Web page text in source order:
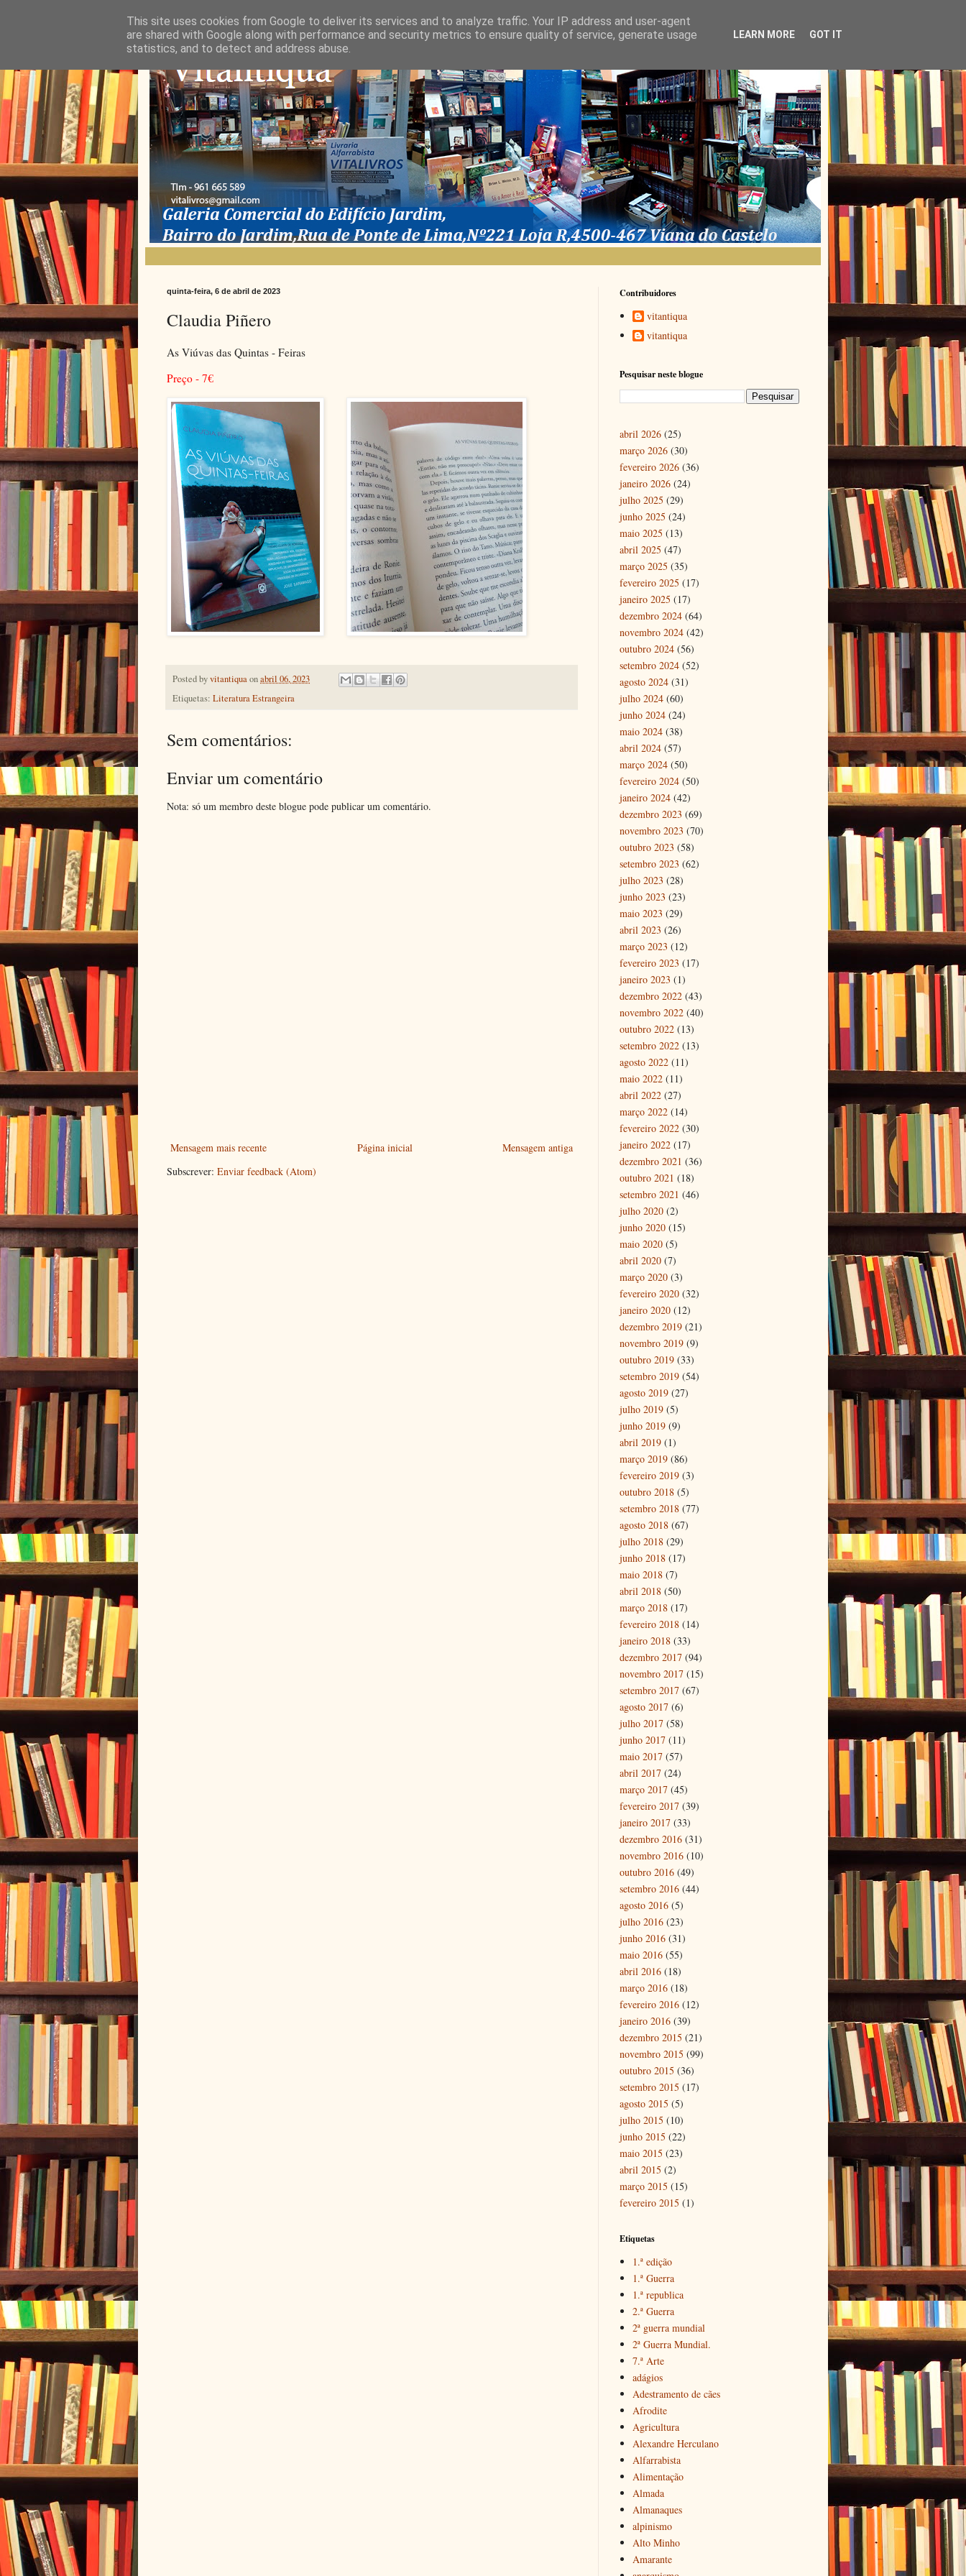
quinta-feira, 6 de abril de 2023
Claudia Piñero
As Viúvas das Quintas - Feiras
Preço - 7€
Posted byvitantiquaonabril 06, 2023
Etiquetas: Literatura Estrangeira
Sem comentários:
Enviar um comentário
Nota: só um membro deste blogue pode publicar um comentário.
Mensagem mais recente Mensagem antiga
Página inicial
Subscrever: Enviar feedback (Atom)
Contribuidores
vitantiqua
vitantiqua
Pesquisar neste blogue
abril 2026 (25)
março 2026 (30)
fevereiro 2026 (36)
janeiro 2026 (24)
julho 2025 (29)
junho 2025 (24)
maio 2025 (13)
abril 2025 (47)
março 2025 (35)
fevereiro 2025 (17)
janeiro 2025 (17)
dezembro 2024 (64)
novembro 2024 (42)
outubro 2024 (56)
setembro 2024 (52)
agosto 2024 (31)
julho 2024 (60)
junho 2024 (24)
maio 2024 (38)
abril 2024 (57)
março 2024 (50)
fevereiro 2024 (50)
janeiro 2024 (42)
dezembro 2023 (69)
novembro 2023 (70)
outubro 2023 (58)
setembro 2023 (62)
julho 2023 (28)
junho 2023 (23)
maio 2023 (29)
abril 2023 (26)
março 2023 (12)
fevereiro 2023 (17)
janeiro 2023 (1)
dezembro 2022 (43)
novembro 2022 (40)
outubro 2022 (13)
setembro 2022 (13)
agosto 2022 (11)
maio 2022 (11)
abril 2022 (27)
março 2022 (14)
fevereiro 2022 (30)
janeiro 2022 (17)
dezembro 2021 (36)
outubro 2021 (18)
setembro 2021 (46)
julho 2020 (2)
junho 2020 (15)
maio 2020 (5)
abril 2020 (7)
março 2020 (3)
fevereiro 2020 (32)
janeiro 2020 (12)
dezembro 2019 (21)
novembro 2019 (9)
outubro 2019 (33)
setembro 2019 (54)
agosto 2019 (27)
julho 2019 (5)
junho 2019 (9)
abril 2019 (1)
março 2019 (86)
fevereiro 2019 (3)
outubro 2018 (5)
setembro 2018 (77)
agosto 2018 (67)
julho 2018 (29)
junho 2018 (17)
maio 2018 (7)
abril 2018 (50)
março 2018 (17)
fevereiro 2018 (14)
janeiro 2018 (33)
dezembro 2017 (94)
novembro 2017 (15)
setembro 2017 (67)
agosto 2017 (6)
julho 2017 (58)
junho 2017 (11)
maio 2017 (57)
abril 2017 (24)
março 2017 (45)
fevereiro 2017 (39)
janeiro 2017 (33)
dezembro 2016 (31)
novembro 2016 (10)
outubro 2016 (49)
setembro 2016 (44)
agosto 2016 (5)
julho 2016 (23)
junho 2016 (31)
maio 2016 (55)
abril 2016 (18)
março 2016 (18)
fevereiro 2016 (12)
janeiro 2016 (39)
dezembro 2015 (21)
novembro 2015 (99)
outubro 2015 (36)
setembro 2015 (17)
agosto 2015 (5)
julho 2015 (10)
junho 2015 (22)
maio 2015 (23)
abril 2015 (2)
março 2015 (15)
fevereiro 2015 (1)
Etiquetas
1.ª edição
1.ª Guerra
1.ª republica
2.ª Guerra
2ª guerra mundial
2ª Guerra Mundial.
7.ª Arte
adágios
Adestramento de cães
Afrodite
Agricultura
Alexandre Herculano
Alfarrabista
Alimentação
Almada
Almanaques
alpinismo
Alto Minho
Amarante
This site uses cookies from Google to deliver its services and to analyze traffic. Your IP address and user-agent
are shared with Google along with performance and security metrics to ensure quality of service, generate usage
statistics, and to detect and address abuse.
LEARN MORE GOT IT